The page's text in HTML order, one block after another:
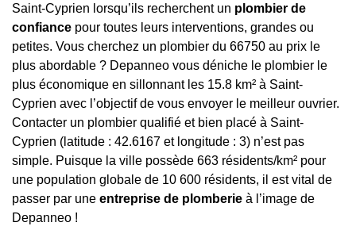
Saint-Cyprien lorsqu’ils recherchent un plombier de
confiance pour toutes leurs interventions, grandes ou
petites. Vous cherchez un plombier du 66750 au prix le
plus abordable ? Depanneo vous déniche le plombier le
plus économique en sillonnant les 15.8 km² à Saint-
Cyprien avec l’objectif de vous envoyer le meilleur ouvrier.
Contacter un plombier qualifié et bien placé à Saint-
Cyprien (latitude : 42.6167 et longitude : 3) n’est pas
simple. Puisque la ville possède 663 résidents/km² pour
une population globale de 10 600 résidents, il est vital de
passer par une entreprise de plomberie à l’image de
Depanneo !